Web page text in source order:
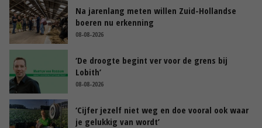
Na jarenlang meten willen Zuid-Hollandse
boeren nu erkenning
08-08-2026
‘De droogte begint ver voor de grens bij
Lobith’
08-08-2026
‘Cijfer jezelf niet weg en doe vooral ook waar
je gelukkig van wordt’